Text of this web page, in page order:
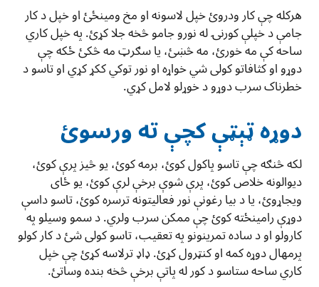
هرکله چې کار ودروئ خپل لاسونه او مخ ومینځئ او خپل د کار
جامې د خپلې کورنۍ له نورو جامو څخه جلا کړئ. په خپل کاري
ساحه کې مه خورئ، مه څښئ، یا سګرټ مه څکئ ځکه چې
دوړو او کثافاتو کولی شي خواړه او نور توکي ککړ کړي او تاسو د
خطرناک سرب دوړو د خوړلو لامل کړي.
دوړه ټېټې کچې ته ورسوئ
لکه څنګه چې تاسو پاکول کوئ، برمه کوئ، یو څيز پرې کوئ،
دیوالونه خلاص کوئ، پرې شوې برخې لرې کوئ، یو ځای
ویجاړوئ، یا د بیا رغونې نور فعالیتونه ترسره کوئ، تاسو داسې
دوړې رامینځته کوئ چې ممکن سرب ولري. د سمو وسیلو په
کارولو او د ساده تمرینونو په تعقیب، تاسو کولی شئ د کار کولو
پرمهال دوړه کمه او کنټرول کړئ. ډاډ ترلاسه کړئ چې خپل
کاري ساحه ستاسو د کور له پاتې برخې څخه بنده وساتئ.